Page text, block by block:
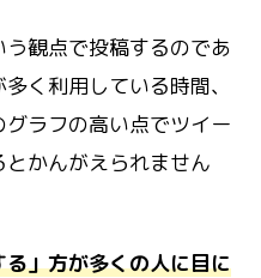
観点で投稿するのであ
く利用している時間、
ラフの高い点でツイー
かんがえられません
」方が多くの人に目に